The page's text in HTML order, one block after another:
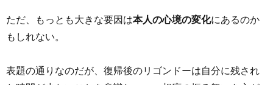
ただ、もっとも大きな要因は本人の心境の変化にあるのか
もしれない。
表題の通りなのだが、復帰後のリゴンドーは自分に残され